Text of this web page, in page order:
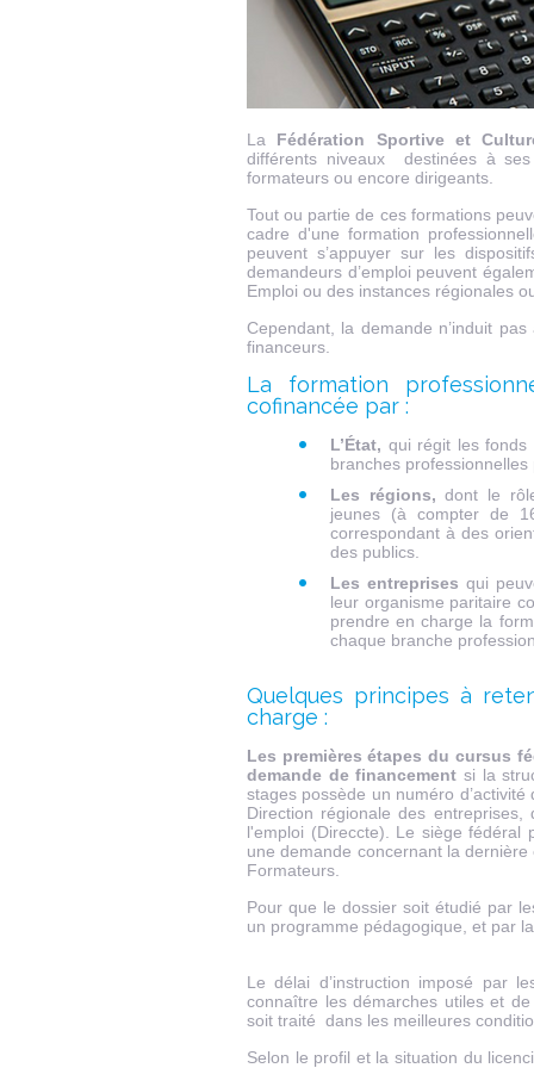
La Fédération Sportive et
différents niveaux destinées à ses
formateurs ou encore dirigeants.
Tout ou partie de ces formations
cadre d'une formation
peuvent s’appuyer sur les
demandeurs d’emploi peuvent
Emploi ou des instances régionales
Cependant, la demande n’induit
financeurs.
La formation
cofinancée par :
L’État, qui régit les fonds
branches
Les régions, dont le
jeunes (à compter de
correspondant à des
des publics.
Les entreprises qui
leur organisme paritaire
prendre en charge la
chaque branche
Quelques principes à
charge :
Les premières étapes du cursus
demande de financement si la
stages possède un numéro
Direction régionale des
l'emploi (Direccte). Le siège fédéral
une demande concernant la
Formateurs.
Pour que le dossier soit étudié par
un programme pédagogique, et par
Le délai d’instruction imposé par
connaître les démarches utiles et
soit traité dans les meilleures
Selon le profil et la situation du